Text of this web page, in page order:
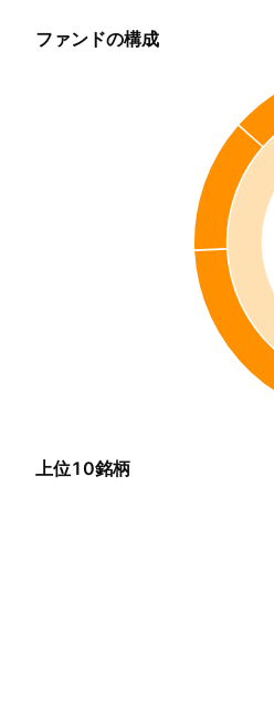
ファンドの構成
上位10銘柄